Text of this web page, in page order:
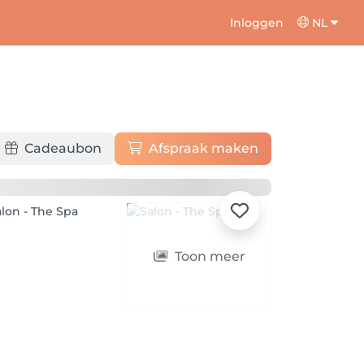
Inloggen NL
Cadeaubon Afspraak maken
Toon meer